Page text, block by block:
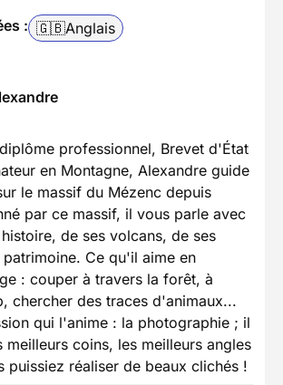
: 🇬🇧Anglais
professionnel, Brevet d'État
en Montagne, Alexandre guide
le massif du Mézenc depuis
par ce massif, il vous parle avec
de ses volcans, de ses
Ce qu'il aime en
: couper à travers la forêt, à
chercher des traces d'animaux...
qui l'anime : la photographie ; il
meilleurs coins, les meilleurs angles
puissiez réaliser de beaux clichés !